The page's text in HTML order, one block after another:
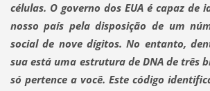
células. O governo dos EUA é capaz de
nosso país pela disposição de um
social de nove dígitos. No entanto,
sua está uma estrutura de DNA de três
só pertence a você. Este código